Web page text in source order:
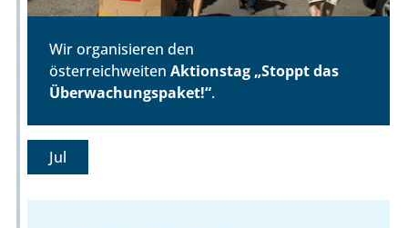
Wir organisieren den
österreichweiten Aktionstag „Stoppt das
Überwachungspaket!“.
Jul